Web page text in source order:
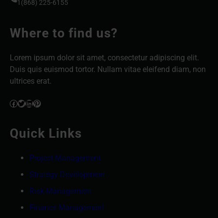
1(868) 225-6155
Where to find us?
Lorem ipsum dolor sit amet, consectetur adipiscing elit.
Duis quis euismod tortor. Nullam vitae eleifend diam, non
ultrices erat.
Facebook Twitter LinkedIn Pinterest
Quick Links
Project Management
Strategy Development
Risk Management
Finance Management